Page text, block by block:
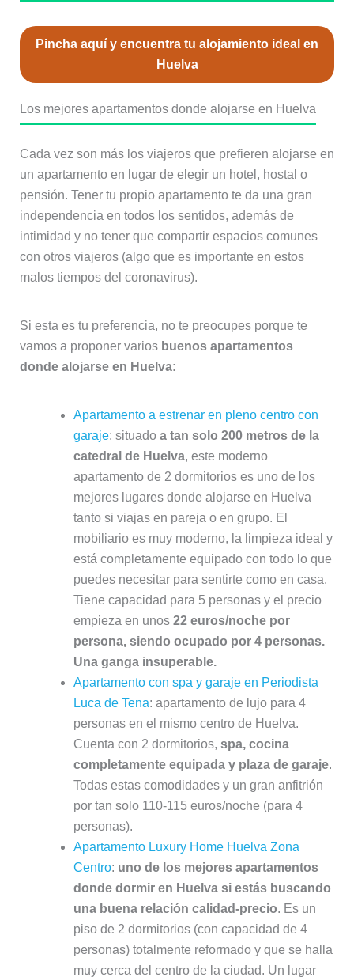
Pincha aquí y encuentra tu alojamiento ideal en
Huelva
Los mejores apartamentos donde alojarse en Huelva
Cada vez son más los viajeros que prefieren alojarse en
un apartamento en lugar de elegir un hotel, hostal o
pensión. Tener tu propio apartamento te da una gran
independencia en todos los sentidos, además de
intimidad y no tener que compartir espacios comunes
con otros viajeros (algo que es importante en estos
malos tiempos del coronavirus).
Si esta es tu preferencia, no te preocupes porque te
vamos a proponer varios buenos apartamentos
donde alojarse en Huelva:
Apartamento a estrenar en pleno centro con
garaje: situadoa tan solo 200 metros de la
catedral de Huelva, este moderno
apartamento de 2 dormitorios es uno de los
mejores lugares donde alojarse en Huelva
tanto si viajas en pareja o en grupo. El
mobiliario es muy moderno, la limpieza ideal y
está completamente equipado con todo lo que
puedes necesitar para sentirte como en casa.
Tiene capacidad para 5 personas y el precio
empieza en unos 22 euros/noche por
persona, siendo ocupado por 4 personas.
Una ganga insuperable.
Apartamento con spa y garaje en Periodista
Luca de Tena: apartamento de lujo para 4
personas en el mismo centro de Huelva.
Cuenta con 2 dormitorios, spa, cocina
completamente equipada y plaza de garaje.
Todas estas comodidades y un gran anfitrión
por tan solo 110-115 euros/noche (para 4
personas).
Apartamento Luxury Home Huelva Zona
Centro: uno de los mejores apartamentos
donde dormir en Huelva si estás buscando
una buena relación calidad-precio. Es un
piso de 2 dormitorios (con capacidad de 4
personas) totalmente reformado y que se halla
muy cerca del centro de la ciudad. Un lugar